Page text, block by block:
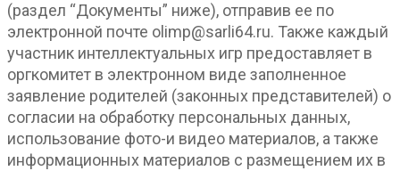
(раздел “Документы” ниже), отправив ее по
электронной почте olimp@sarli64.ru. Также каждый
участник интеллектуальных игр предоставляет в
оргкомитет в электронном виде заполненное
заявление родителей (законных представителей) о
согласии на обработку персональных данных,
использование фото-и видео материалов, а также
информационных материалов с размещением их в